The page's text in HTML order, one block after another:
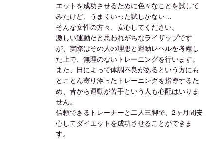
エットを成功させるために色々なことを試して
みたけど、うまくいった試しがない…
そんな女性の方々、安心してください。
激しい運動だと思われがちなライザップです
が、実際はその人の理想と運動レベルを考慮し
た上で、無理のないトレーニングを行います。
また、日によって体調不良があるという方にも
とことん寄り添ったトレーニングを指導するた
め、昔から運動が苦手という人も心配はいりま
せん。
信頼できるトレーナーと二人三脚で、2ヶ月間安
心してダイエットを成功させることができま
す。